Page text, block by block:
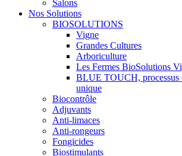
Salons
Nos Solutions
BIOSOLUTIONS
Vigne
Grandes Cultures
Arboriculture
Les Fermes BioSolutions
BLUE TOUCH, processus
unique
Biocontrôle
Adjuvants
Anti-limaces
Anti-rongeurs
Fongicides
Biostimulants